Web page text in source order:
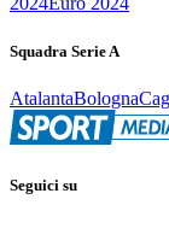
Squadra Serie A
AtalantaBologna
Seguici su